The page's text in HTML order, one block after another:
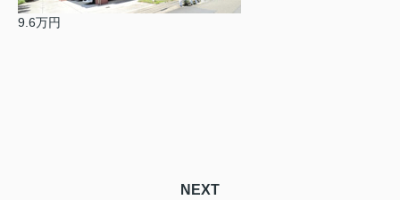
9.6万円
NEXT